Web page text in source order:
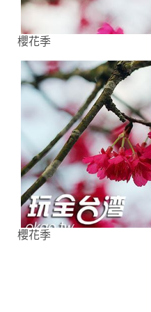
櫻花季
櫻花季